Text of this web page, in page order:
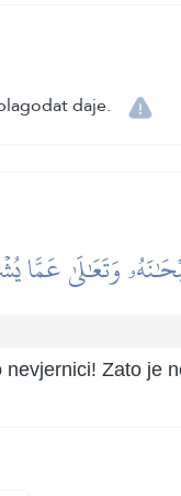
daje.
وَتَعَٰلَىٰ عَمَّا
Zato je